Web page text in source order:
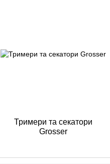
Тримери та секатори
Grosser